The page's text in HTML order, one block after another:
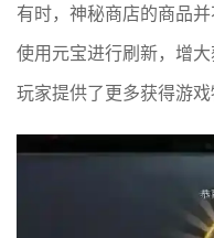
有时，神秘商店的商品
使用元宝进行刷新，增
玩家提供了更多获得游戏